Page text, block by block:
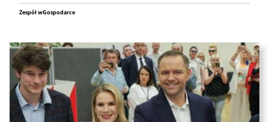
Zespół wGospodarce